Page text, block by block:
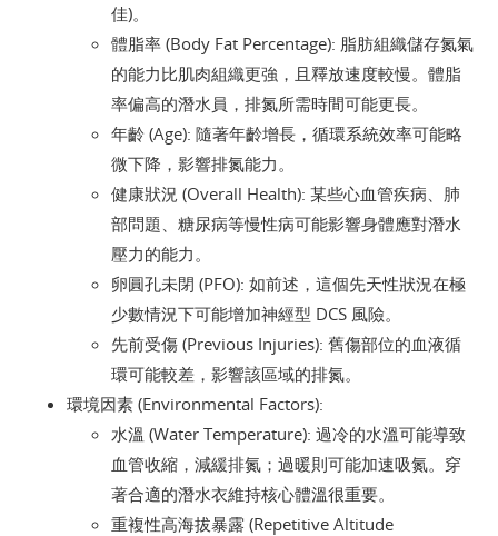
佳)。
體脂率 (Body Fat Percentage): 脂肪組織儲存氮氣
的能力比肌肉組織更強，且釋放速度較慢。體脂
率偏高的潛水員，排氮所需時間可能更長。
年齡 (Age): 隨著年齡增長，循環系統效率可能略
微下降，影響排氮能力。
健康狀況 (Overall Health): 某些心血管疾病、肺
部問題、糖尿病等慢性病可能影響身體應對潛水
壓力的能力。
卵圓孔未閉 (PFO): 如前述，這個先天性狀況在極
少數情況下可能增加神經型 DCS 風險。
先前受傷 (Previous Injuries): 舊傷部位的血液循
環可能較差，影響該區域的排氮。
環境因素 (Environmental Factors):
水溫 (Water Temperature): 過冷的水溫可能導致
血管收縮，減緩排氮；過暖則可能加速吸氮。穿
著合適的潛水衣維持核心體溫很重要。
重複性高海拔暴露 (Repetitive Altitude